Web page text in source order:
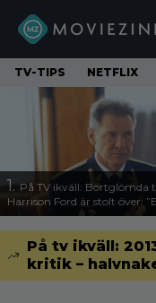
TV-TIPS NETFLIX
1. På TV ikväll: Bortglömda
Harrison Ford är stolt över:
På tv ikväll:
kritik –